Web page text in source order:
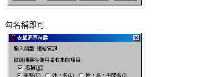
勾名稱即可